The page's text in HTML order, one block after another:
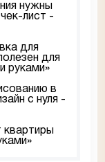
нужны
лист -
для
для
руками»
в
с нуля -
квартиры